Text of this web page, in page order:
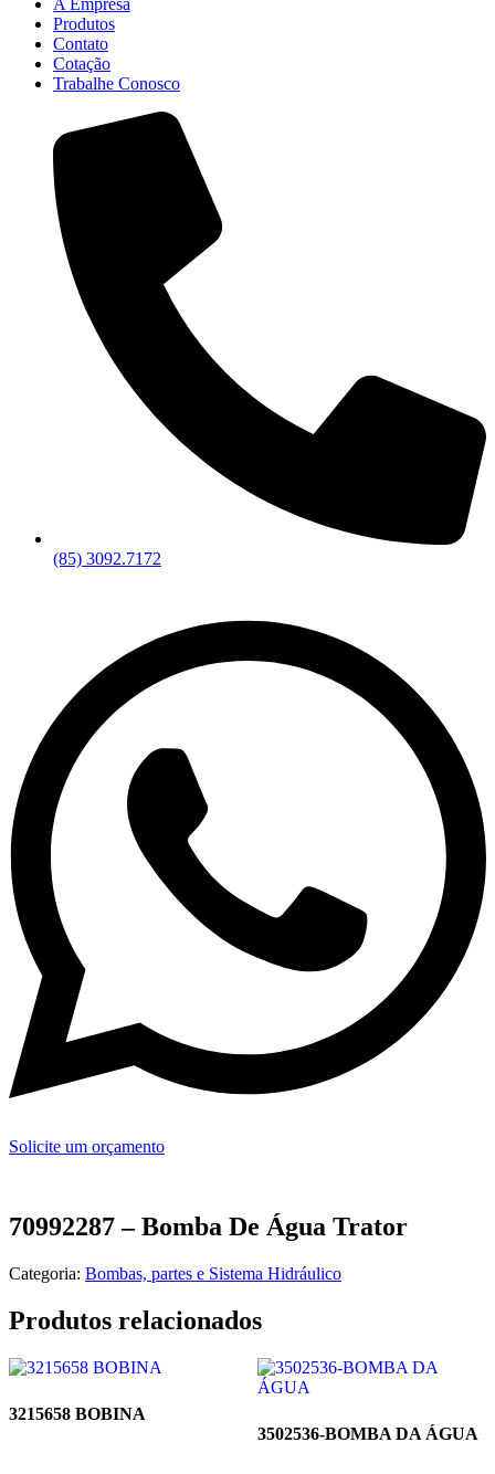
A Empresa
Produtos
Contato
Cotação
Trabalhe Conosco
(85) 3092.7172
Solicite um orçamento
70992287 – Bomba De Água Trator
Categoria: Bombas, partes e Sistema Hidráulico
Produtos relacionados
3215658 BOBINA
3502536-BOMBA DA ÁGUA